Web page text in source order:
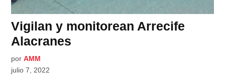
Vigilan y monitorean Arrecife
Alacranes
por AMM
julio 7, 2022